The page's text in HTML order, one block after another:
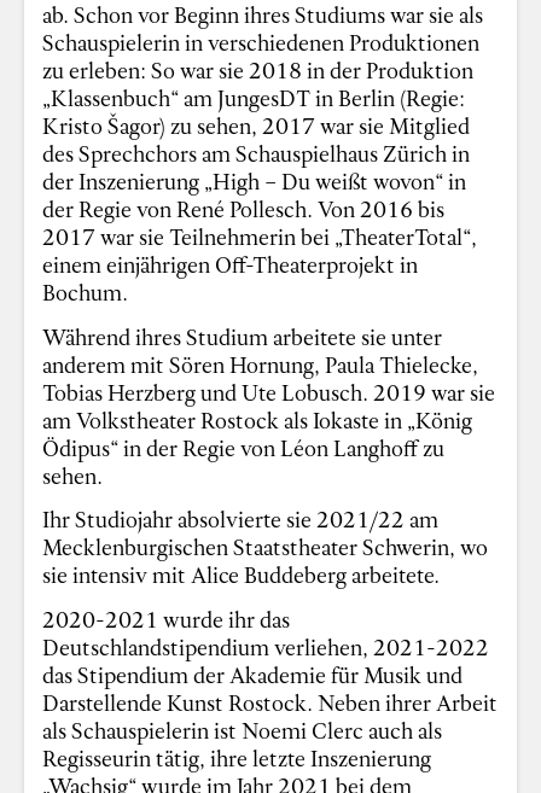
ab. Schon vor Beginn ihres Studiums war sie als
Schauspielerin in verschiedenen Produktionen
zu erleben: So war sie 2018 in der Produktion
„Klassenbuch“ am JungesDT in Berlin (Regie:
Kristo Šagor) zu sehen, 2017 war sie Mitglied
des Sprechchors am Schauspielhaus Zürich in
der Inszenierung „High – Du weißt wovon“ in
der Regie von René Pollesch. Von 2016 bis
2017 war sie Teilnehmerin bei „TheaterTotal“,
einem einjährigen Off-Theaterprojekt in
Bochum.
Während ihres Studium arbeitete sie unter
anderem mit Sören Hornung, Paula Thielecke,
Tobias Herzberg und Ute Lobusch. 2019 war sie
am Volkstheater Rostock als Iokaste in „König
Ödipus“ in der Regie von Léon Langhoff zu
sehen.
Ihr Studiojahr absolvierte sie 2021/22 am
Mecklenburgischen Staatstheater Schwerin, wo
sie intensiv mit Alice Buddeberg arbeitete.
2020-2021 wurde ihr das
Deutschlandstipendium verliehen, 2021-2022
das Stipendium der Akademie für Musik und
Darstellende Kunst Rostock. Neben ihrer Arbeit
als Schauspielerin ist Noemi Clerc auch als
Regisseurin tätig, ihre letzte Inszenierung
„Wachsig“ wurde im Jahr 2021 bei dem